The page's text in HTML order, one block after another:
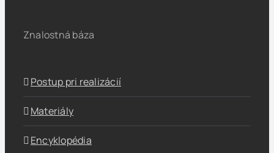
Znalostná báza
Postup pri realizácií
Materiály
Encyklopédia